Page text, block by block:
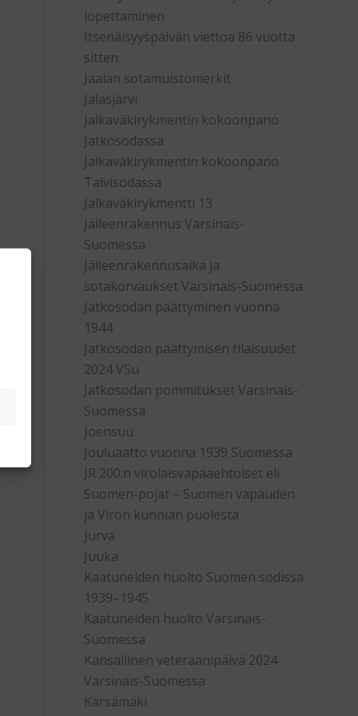
lopettaminen
Itsenäisyyspäivän viettoa 86 vuotta
sitten
Jaalan sotamuistomerkit
Jalasjärvi
Jalkaväkirykmentin kokoonpano
Jatkosodassa
Jalkaväkirykmentin kokoonpano
Talvisodassa
Jalkaväkirykmentti 13
Jälleenrakennus Varsinais-
Suomessa
Jälleenrakennusaika ja
sotakorvaukset Varsinais-Suomessa
Jatkosodan päättyminen vuonna
1944
Jatkosodan päättymisen tilaisuudet
2024 VSu
Jatkosodan pommitukset Varsinais-
Suomessa
Joensuu
Jouluaatto vuonna 1939 Suomessa
JR 200:n virolaisvapaaehtoiset eli
Suomen-pojat – Suomen vapauden
ja Viron kunnian puolesta
Jurva
Juuka
Kaatuneiden huolto Suomen sodissa
1939–1945
Kaatuneiden huolto Varsinais-
Suomessa
Kansallinen veteraanipäivä 2024
Varsinais-Suomessa
Kärsämäki